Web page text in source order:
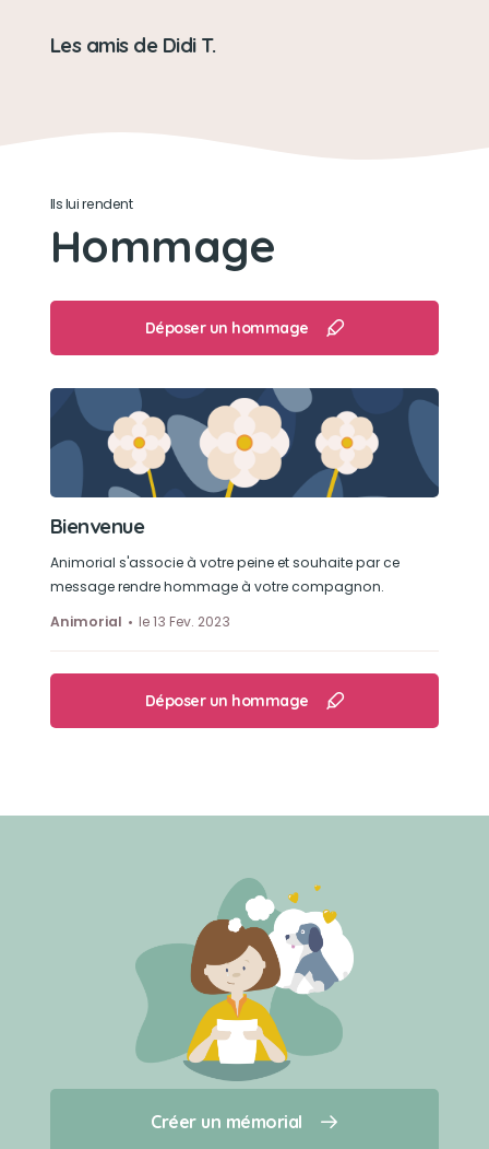
Créer un mémorial
Qui sommes-nous ?
Le plaid de D
Les amis de Didi T.
Ils lui rendent
Hommage
Déposer un hommage
Bienvenue
Animorial s'associe à votre peine et souhaite par ce
message rendre hommage à votre compagnon.
Animorial
le 13 Fev. 2023
Déposer un hommage
Créer un mémorial